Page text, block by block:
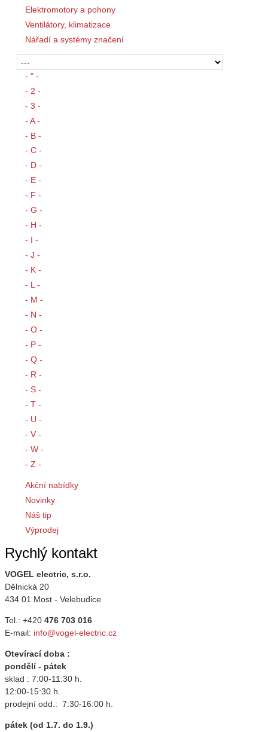
Elektromotory a pohony
Ventilátory, klimatizace
Nářadí a systémy značení
- " -
- 2 -
- 3 -
- A -
- B -
- C -
- D -
- E -
- F -
- G -
- H -
- I -
- J -
- K -
- L -
- M -
- N -
- O -
- P -
- Q -
- R -
- S -
- T -
- U -
- V -
- W -
- Z -
Akční nabídky
Novinky
Náš tip
Výprodej
Rychlý kontakt
VOGEL electric, s.r.o.
Dělnická 20
434 01 Most - Velebudice
Tel.: +420 476 703 016
E-mail: info@vogel-electric.cz
Otevírací doba :
pondělí - pátek
sklad : 7:00-11:30 h.
12:00-15:30 h.
prodejní odd.: 7:30-16:00 h.
pátek (od 1.7. do 1.9.)